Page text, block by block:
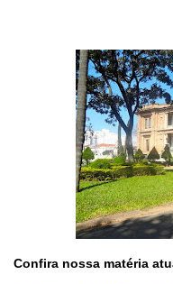
Confira nossa matéria